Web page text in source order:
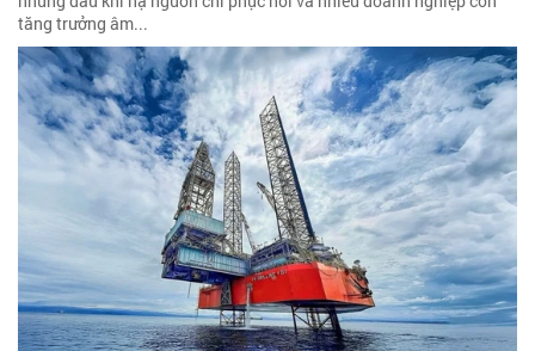
tăng trưởng âm...